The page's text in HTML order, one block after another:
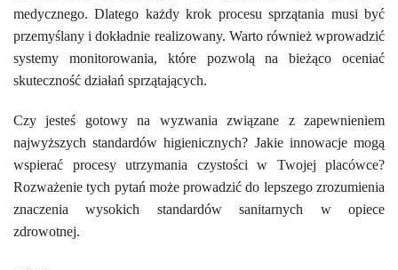
medycznego. Dlatego każdy krok procesu sprzątania musi być
przemyślany i dokładnie realizowany. Warto również wprowadzić
systemy monitorowania, które pozwolą na bieżąco oceniać
skuteczność działań sprzątających.
Czy jesteś gotowy na wyzwania związane z zapewnieniem
najwyższych standardów higienicznych? Jakie innowacje mogą
wspierać procesy utrzymania czystości w Twojej placówce?
Rozważenie tych pytań może prowadzić do lepszego zrozumienia
znaczenia wysokich standardów sanitarnych w opiece
zdrowotnej.